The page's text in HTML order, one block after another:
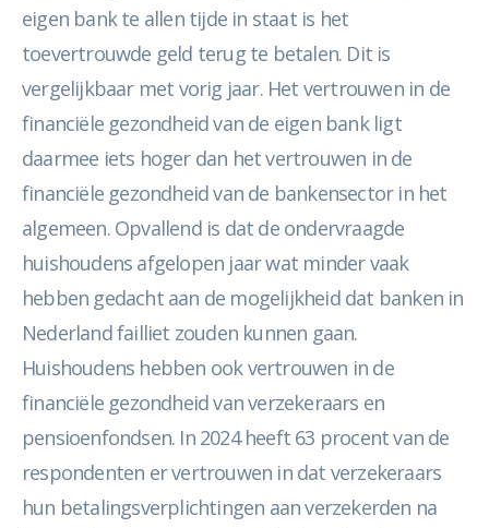
eigen bank te allen tijde in staat is het
toevertrouwde geld terug te betalen. Dit is
vergelijkbaar met vorig jaar. Het vertrouwen in de
financiële gezondheid van de eigen bank ligt
daarmee iets hoger dan het vertrouwen in de
financiële gezondheid van de bankensector in het
algemeen. Opvallend is dat de ondervraagde
huishoudens afgelopen jaar wat minder vaak
hebben gedacht aan de mogelijkheid dat banken in
Nederland failliet zouden kunnen gaan.
Huishoudens hebben ook vertrouwen in de
financiële gezondheid van verzekeraars en
pensioenfondsen. In 2024 heeft 63 procent van de
respondenten er vertrouwen in dat verzekeraars
hun betalingsverplichtingen aan verzekerden na